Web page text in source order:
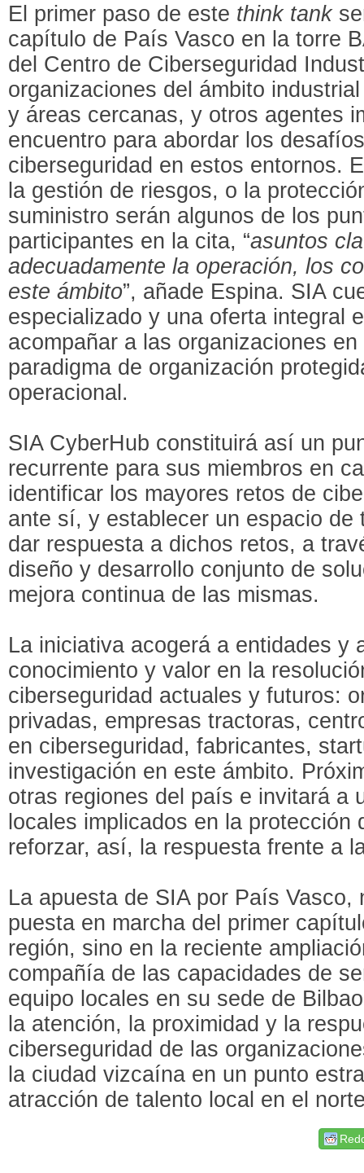
El primer paso de este think tank
capítulo de País Vasco en la torre
del Centro de Ciberseguridad
organizaciones del ámbito
y áreas cercanas, y otros agentes
encuentro para abordar los
ciberseguridad en estos entornos.
la gestión de riesgos, o la
suministro serán algunos de los
participantes en la cita, “asuntos
adecuadamente la operación, los
este ámbito”, añade Espina. SIA
especializado y una oferta integral
acompañar a las organizaciones
paradigma de organización
operacional.
SIA CyberHub constituirá así un
recurrente para sus miembros en
identificar los mayores retos de
ante sí, y establecer un espacio de
dar respuesta a dichos retos, a
diseño y desarrollo conjunto de
mejora continua de las mismas.
La iniciativa acogerá a entidades y
conocimiento y valor en la
ciberseguridad actuales y futuros:
privadas, empresas tractoras,
en ciberseguridad, fabricantes,
investigación en este ámbito.
otras regiones del país e invitará a
locales implicados en la protección
reforzar, así, la respuesta frente a
La apuesta de SIA por País Vasco,
puesta en marcha del primer
región, sino en la reciente
compañía de las capacidades de
equipo locales en su sede de
la atención, la proximidad y la
ciberseguridad de las
la ciudad vizcaína en un punto
atracción de talento local en el